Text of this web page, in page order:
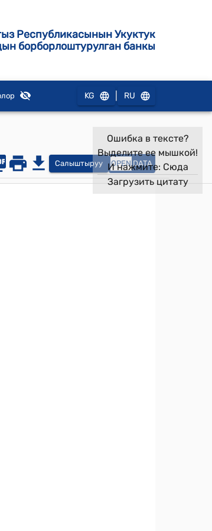
Республикасынын Укуктук
борборлоштурулган банкы
KG RU
Салыштыруу OPEN DATA
Ошибка в тексте?
Выделите ее мышкой!
И нажмите: Сюда
Загрузить цитату